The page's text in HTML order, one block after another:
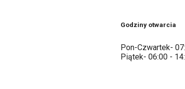
Godziny otwarcia
Pon-Czwartek-
Piątek- 06:00 -